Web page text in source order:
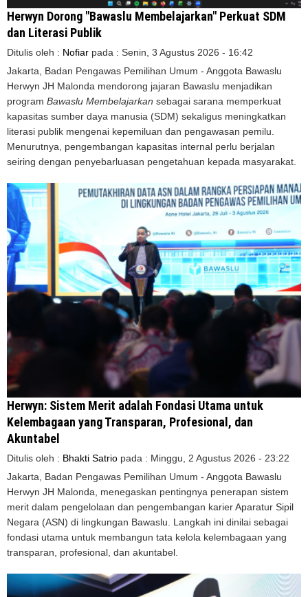
Herwyn Dorong "Bawaslu Membelajarkan" Perkuat SDM
dan Literasi Publik
Ditulis oleh : Nofiar pada : Senin, 3 Agustus 2026 - 16:42
Jakarta, Badan Pengawas Pemilihan Umum - Anggota Bawaslu
Herwyn JH Malonda mendorong jajaran Bawaslu menjadikan
program Bawaslu Membelajarkan sebagai sarana memperkuat
kapasitas sumber daya manusia (SDM) sekaligus meningkatkan
literasi publik mengenai kepemiluan dan pengawasan pemilu.
Menurutnya, pengembangan kapasitas internal perlu berjalan
seiring dengan penyebarluasan pengetahuan kepada masyarakat.
Herwyn: Sistem Merit adalah Fondasi Utama untuk
Kelembagaan yang Transparan, Profesional, dan
Akuntabel
Ditulis oleh : Bhakti Satrio pada : Minggu, 2 Agustus 2026 - 23:22
Jakarta, Badan Pengawas Pemilihan Umum - Anggota Bawaslu
Herwyn JH Malonda, menegaskan pentingnya penerapan sistem
merit dalam pengelolaan dan pengembangan karier Aparatur Sipil
Negara (ASN) di lingkungan Bawaslu. Langkah ini dinilai sebagai
fondasi utama untuk membangun tata kelola kelembagaan yang
transparan, profesional, dan akuntabel.